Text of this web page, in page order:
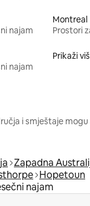
najam
Montreal
Prostori
najam
Prikaži
i smještaje
Zapadna
Hopetoun
najam